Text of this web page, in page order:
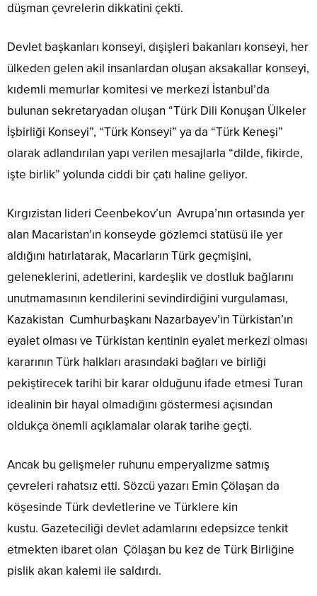
düşman çevrelerin dikkatini çekti.
Devlet başkanları konseyi, dışişleri bakanları konseyi, her
ülkeden gelen akil insanlardan oluşan aksakallar konseyi,
kıdemli memurlar komitesi ve merkezi İstanbul’da
bulunan sekretaryadan oluşan “Türk Dili Konuşan Ülkeler
İşbirliği Konseyi”, “Türk Konseyi” ya da “Türk Keneşi”
olarak adlandırılan yapı verilen mesajlarla “dilde, fikirde,
işte birlik” yolunda ciddi bir çatı haline geliyor.
Kırgızistan lideri Ceenbekov’un Avrupa’nın ortasında yer
alan Macaristan’ın konseyde gözlemci statüsü ile yer
aldığını hatırlatarak, Macarların Türk geçmişini,
geleneklerini, adetlerini, kardeşlik ve dostluk bağlarını
unutmamasının kendilerini sevindirdiğini vurgulaması,
Kazakistan Cumhurbaşkanı Nazarbayev’in Türkistan’ın
eyalet olması ve Türkistan kentinin eyalet merkezi olması
kararının Türk halkları arasındaki bağları ve birliği
pekiştirecek tarihi bir karar olduğunu ifade etmesi Turan
idealinin bir hayal olmadığını göstermesi açısından
oldukça önemli açıklamalar olarak tarihe geçti.
Ancak bu gelişmeler ruhunu emperyalizme satmış
çevreleri rahatsız etti. Sözcü yazarı Emin Çölaşan da
köşesinde Türk devletlerine ve Türklere kin
kustu. Gazeteciliği devlet adamlarını edepsizce tenkit
etmekten ibaret olan Çölaşan bu kez de Türk Birliğine
pislik akan kalemi ile saldırdı.